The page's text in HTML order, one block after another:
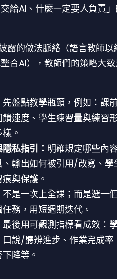
給AI、什麼一定要人負責
露的做法脈絡（語言教師以
合AI），教師們的策略大
先盤點教學瓶頸，例如：課
饋速度、學生練習量與練習
。
私指引： 明確規定哪些內
、輸出如何被引用/改寫、學
與保護。
不是一次上全課；而是選一
務，用短週期迭代。
最後用可觀測指標看成效：
口說/聽辨進步、作業完成率
降等。